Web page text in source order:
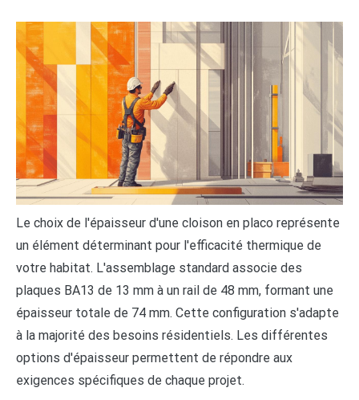
Le choix de l'épaisseur d'une cloison en placo représente
un élément déterminant pour l'efficacité thermique de
votre habitat. L'assemblage standard associe des
plaques BA13 de 13 mm à un rail de 48 mm, formant une
épaisseur totale de 74 mm. Cette configuration s'adapte
à la majorité des besoins résidentiels. Les différentes
options d'épaisseur permettent de répondre aux
exigences spécifiques de chaque projet.